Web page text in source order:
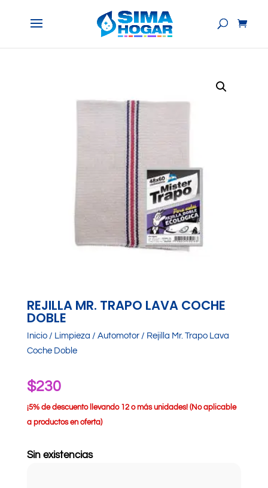
REJILLA MR. TRAPO LAVA COCHE
DOBLE
Inicio/ Limpieza / Automotor/ Rejilla Mr. Trapo Lava
Coche Doble
$230
¡5% de descuento llevando 12 o más unidades! (No aplicable
a productos en oferta)
Sin existencias